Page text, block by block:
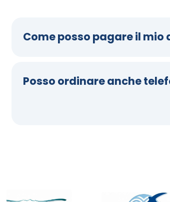
Come posso pagare il mio
Posso ordinare anche